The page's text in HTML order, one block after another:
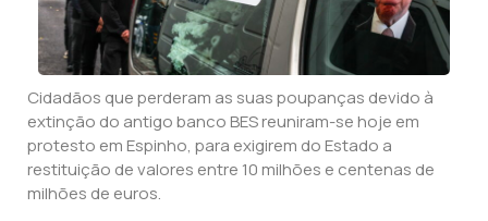
Cidadãos que perderam as suas poupanças devido à
extinção do antigo banco BES reuniram-se hoje em
protesto em Espinho, para exigirem do Estado a
restituição de valores entre 10 milhões e centenas de
milhões de euros.